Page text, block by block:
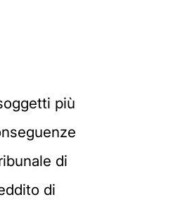
più
di
di